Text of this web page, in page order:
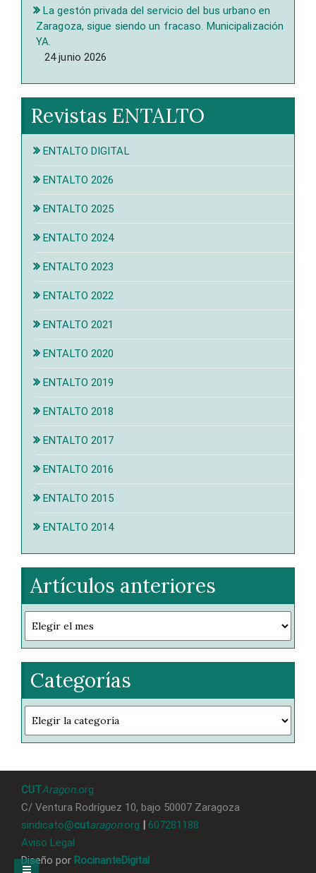
La gestón privada del servicio del bus urbano en
Zaragoza, sigue siendo un fracaso. Municipalización
YA.
24 junio 2026
Revistas ENTALTO
ENTALTO DIGITAL
ENTALTO 2026
ENTALTO 2025
ENTALTO 2024
ENTALTO 2023
ENTALTO 2022
ENTALTO 2021
ENTALTO 2020
ENTALTO 2019
ENTALTO 2018
ENTALTO 2017
ENTALTO 2016
ENTALTO 2015
ENTALTO 2014
Artículos anteriores
anteriores
Categorías
CUTAragon.org
C/ Ventura Rodríguez 10, bajo 50007 Zaragoza
sindicato@cutaragon.org
607281188
Aviso Legal
Diseño por RocinanteDigital